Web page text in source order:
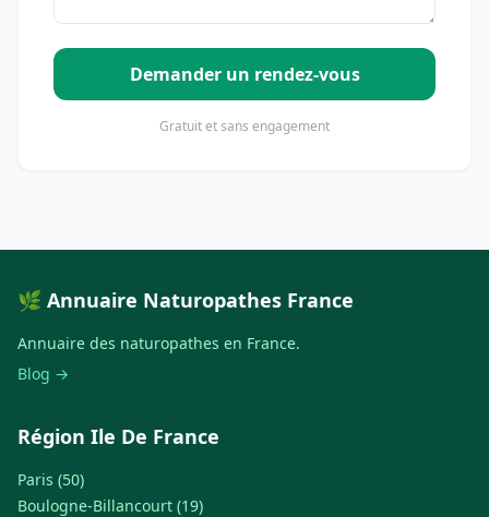
Demander un rendez-vous
Gratuit et sans engagement
🌿 Annuaire Naturopathes France
Annuaire des naturopathes en France.
Blog →
Région Ile De France
Paris (50)
Boulogne-Billancourt (19)